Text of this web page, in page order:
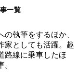
一覧
執筆をするほか、
家としても活躍。趣
路線に乗車したほ